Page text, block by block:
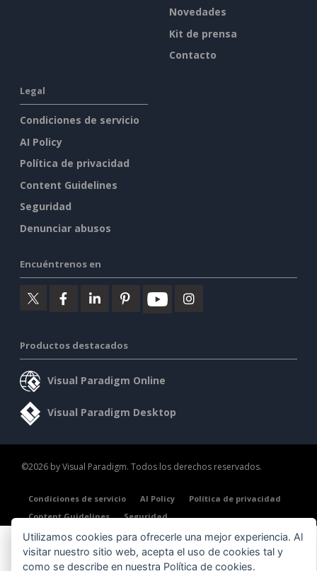
Novedades
Kit de prensa
Contacto
Legal
Condiciones de servicio
AI Policy
Política de privacidad
Content Guidelines
Seguridad
Denunciar abusos
Encuéntrenos en
Productos destacados
Visual Paradigm Online
Visual Paradigm Desktop
©2026 by Visual Paradigm. Todos los derechos reservados.
Condiciones de servicio AI Policy
Política de privacidad
Content Guidelines
Seguridad
Utilizamos cookies para ofrecerle una mejor experiencia. Al
visitar nuestro sitio web, acepta el uso de cookies tal y
como se describe en nuestra Política de cookies.